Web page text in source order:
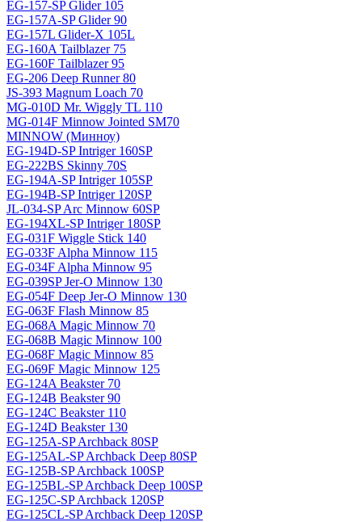
EG-157-SP Glider 105
EG-157A-SP Glider 90
EG-157L Glider-X 105L
EG-160A Tailblazer 75
EG-160F Tailblazer 95
EG-206 Deep Runner 80
JS-393 Magnum Loach 70
MG-010D Mr. Wiggly TL 110
MG-014F Minnow Jointed SM70
MINNOW (Минноу)
EG-194D-SP Intriger 160SP
EG-222BS Skinny 70S
EG-194A-SP Intriger 105SP
EG-194B-SP Intriger 120SP
JL-034-SP Arc Minnow 60SP
EG-194XL-SP Intriger 180SP
EG-031F Wiggle Stick 140
EG-033F Alpha Minnow 115
EG-034F Alpha Minnow 95
EG-039SP Jer-O Minnow 130
EG-054F Deep Jer-O Minnow 130
EG-063F Flash Minnow 85
EG-068A Magic Minnow 70
EG-068B Magic Minnow 100
EG-068F Magic Minnow 85
EG-069F Magiс Minnow 125
EG-124A Beakster 70
EG-124B Beakster 90
EG-124C Beakster 110
EG-124D Beakster 130
EG-125A-SP Archback 80SP
EG-125AL-SP Archback Deep 80SP
EG-125B-SP Archback 100SP
EG-125BL-SP Archback Deep 100SP
EG-125C-SP Archback 120SP
EG-125CL-SP Archback Deep 120SP